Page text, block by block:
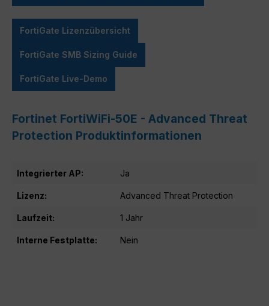
FortiGate Lizenzübersicht
FortiGate SMB Sizing Guide
FortiGate Live-Demo
Fortinet FortiWiFi-50E - Advanced Threat
Protection Produktinformationen
Integrierter AP: Ja
Lizenz: Advanced Threat Protection
Laufzeit: 1 Jahr
Interne Festplatte: Nein